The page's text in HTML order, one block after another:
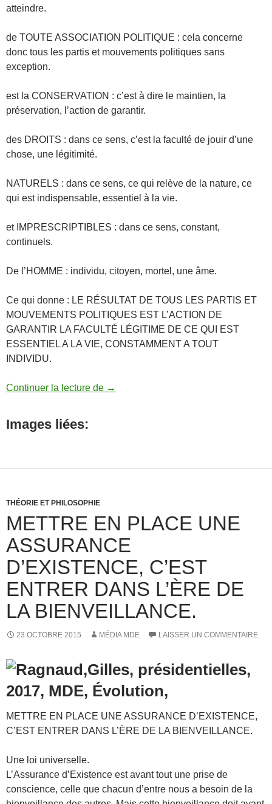
atteindre.
de TOUTE ASSOCIATION POLITIQUE : cela concerne
donc tous les partis et mouvements politiques sans
exception.
est la CONSERVATION : c’est à dire le maintien, la
préservation, l’action de garantir.
des DROITS : dans ce sens, c’est la faculté de jouir d’une
chose, une légitimité.
NATURELS : dans ce sens, ce qui relève de la nature, ce
qui est indispensable, essentiel à la vie.
et IMPRESCRIPTIBLES : dans ce sens, constant,
continuels.
De l’HOMME : individu, citoyen, mortel, une âme.
Ce qui donne : LE RÉSULTAT DE TOUS LES PARTIS ET
MOUVEMENTS POLITIQUES EST L’ACTION DE
GARANTIR LA FACULTÉ LÉGITIME DE CE QUI EST
ESSENTIEL A LA VIE, CONSTAMMENT A TOUT
INDIVIDU.
Continuer la lecture de DÉCLARATION UNIVERSELLE DES
→
Images liées:
THÉORIE ET PHILOSOPHIE
METTRE EN PLACE UNE
ASSURANCE
D’EXISTENCE, C’EST
ENTRER DANS L’ÈRE DE
LA BIENVEILLANCE.
23 OCTOBRE 2015 MÉDIA MDE LAISSER UN COMMENTAIRE
METTRE EN PLACE UNE ASSURANCE D’EXISTENCE,
C’EST ENTRER DANS L’ÈRE DE LA BIENVEILLANCE.
Une loi universelle.
L’Assurance d’Existence est avant tout une prise de
conscience, celle que chacun d’entre nous a besoin de la